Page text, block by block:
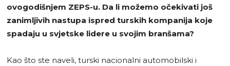
ovogodišnjem ZEPS-u. Da li možemo očekivati još
zanimljivih nastupa ispred turskih kompanija koje
spadaju u svjetske lidere u svojim branšama?
Kao što ste naveli, turski nacionalni automobilski i